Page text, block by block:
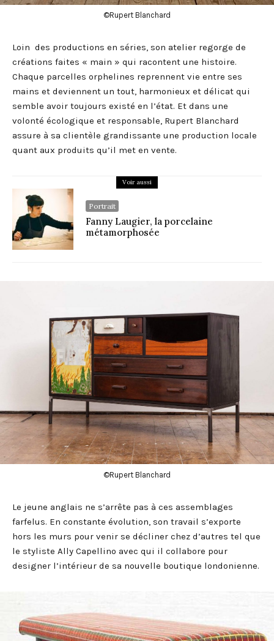
©Rupert Blanchard
Loin des productions en séries, son atelier regorge de
créations faites « main » qui racontent une histoire.
Chaque parcelles orphelines reprennent vie entre ses
mains et deviennent un tout, harmonieux et délicat qui
semble avoir toujours existé en l’état. Et dans une
volonté écologique et responsable, Rupert Blanchard
assure à sa clientèle grandissante une production locale
quant aux produits qu’il met en vente.
Voir aussi
Portrait
Fanny Laugier, la porcelaine
métamorphosée
©Rupert Blanchard
Le jeune anglais ne s’arrête pas à ces assemblages
farfelus. En constante évolution, son travail s’exporte
hors les murs pour venir se décliner chez d’autres tel que
le styliste Ally Capellino avec qui il collabore pour
designer l’intérieur de sa nouvelle boutique londonienne.